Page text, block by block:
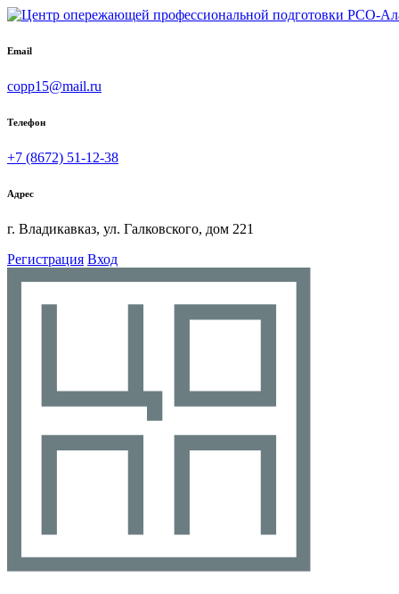
Email
copp15@mail.ru
Телефон
+7 (8672) 51-12-38
Адрес
г. Владикавказ, ул. Галковского, дом 221
Регистрация Вход